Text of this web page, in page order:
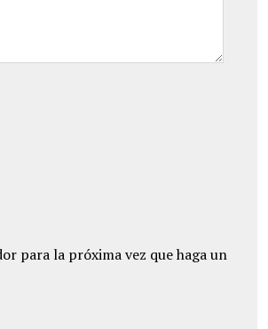
para la próxima vez que haga un